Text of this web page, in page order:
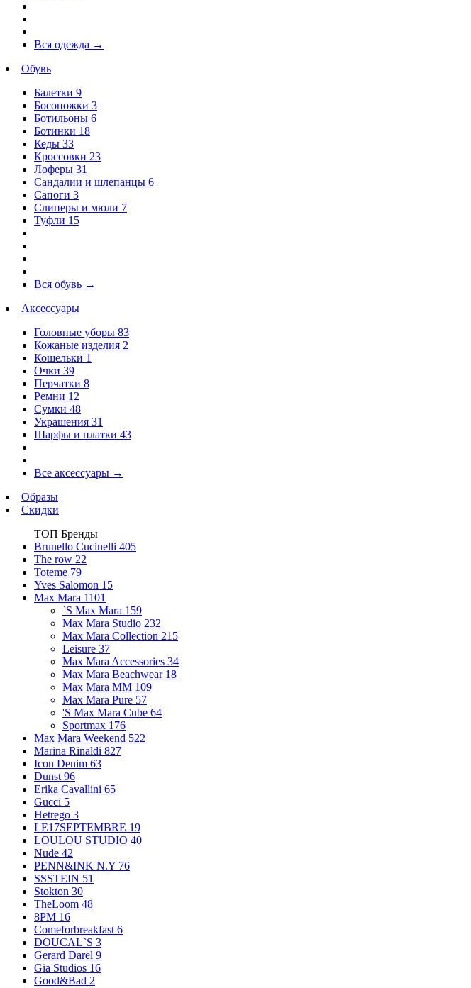
Вся одежда →
Обувь
Балетки 9
Босоножки 3
Ботильоны 6
Ботинки 18
Кеды 33
Кроссовки 23
Лоферы 31
Сандалии и шлепанцы 6
Сапоги 3
Слиперы и мюли 7
Туфли 15
Вся обувь →
Аксессуары
Головные уборы 83
Кожаные изделия 2
Кошельки 1
Очки 39
Перчатки 8
Ремни 12
Сумки 48
Украшения 31
Шарфы и платки 43
Все аксессуары →
Образы
Скидки
ТОП Бренды
Brunello Cucinelli 405
The row 22
Toteme 79
Yves Salomon 15
Max Mara 1101
`S Max Mara 159
Max Mara Studio 232
Max Mara Collection 215
Leisure 37
Max Mara Accessories 34
Max Mara Beachwear 18
Max Mara MM 109
Max Mara Pure 57
'S Max Mara Cube 64
Sportmax 176
Max Mara Weekend 522
Marina Rinaldi 827
Icon Denim 63
Dunst 96
Erika Cavallini 65
Gucci 5
Hetrego 3
LE17SEPTEMBRE 19
LOULOU STUDIO 40
Nude 42
PENN&INK N.Y 76
SSSTEIN 51
Stokton 30
TheLoom 48
8PM 16
Comeforbreakfast 6
DOUCAL`S 3
Gerard Darel 9
Gia Studios 16
Good&Bad 2